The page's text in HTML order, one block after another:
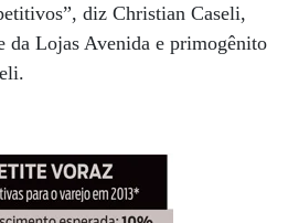
diz Christian Caseli,
da Lojas Avenida e primogênito